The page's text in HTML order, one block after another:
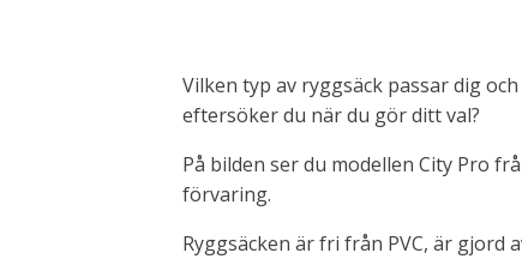
Vilken typ av ryggsäck passar dig
eftersöker du när du gör ditt val?
På bilden ser du modellen City Pro
förvaring.
Ryggsäcken är fri från PVC, är gjord